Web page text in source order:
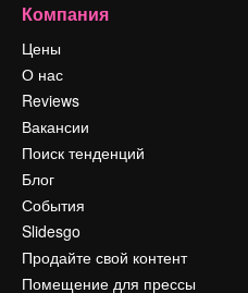
Компания
Цены
О нас
Reviews
Вакансии
Поиск тенденций
Блог
События
Slidesgo
Продайте свой контент
Помещение для прессы